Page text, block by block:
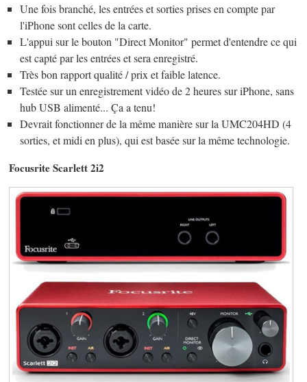
Une fois branché, les entrées et sorties prises en compte par
l'iPhone sont celles de la carte.
L'appui sur le bouton "Direct Monitor" permet d'entendre ce qui
est capté par les entrées et sera enregistré.
Très bon rapport qualité / prix et faible latence.
Testée sur un enregistrement vidéo de 2 heures sur iPhone, sans
hub USB alimenté... Ça a tenu!
Devrait fonctionner de la même manière sur la UMC204HD (4
sorties, et midi en plus), qui est basée sur la même technologie.
Focusrite Scarlett 2i2